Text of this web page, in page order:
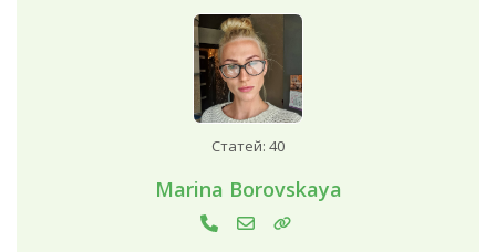
Статей: 40
Marina Borovskaya